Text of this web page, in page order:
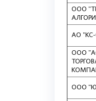
ООО
АО "КС-
ООО
ООО